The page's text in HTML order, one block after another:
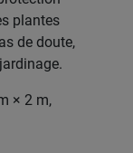
plantes
de doute,
× 2 m,